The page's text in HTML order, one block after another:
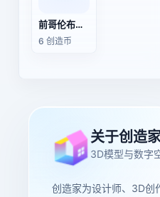
前哥伦布时期的赤土陶俑
6 创造币
关于创造
3D模型与数字
创造家为设计师、3D创